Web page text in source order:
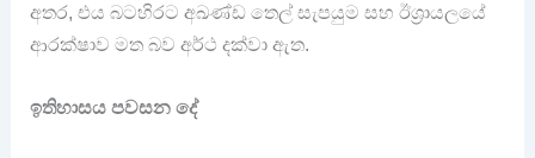
අතර, එය බටහිරට අඛණ්ඩ තෙල් සැපයුම සහ ඊශ්‍රායලයේ
ආරක්ෂාව මත බව අර්ථ දක්වා ඇත.
ඉතිහාසය පවසන දේ